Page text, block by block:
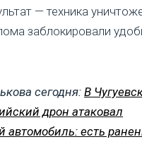
— техника
заблокировали
сегодня: В
дрон атаковал
автомобиль: есть